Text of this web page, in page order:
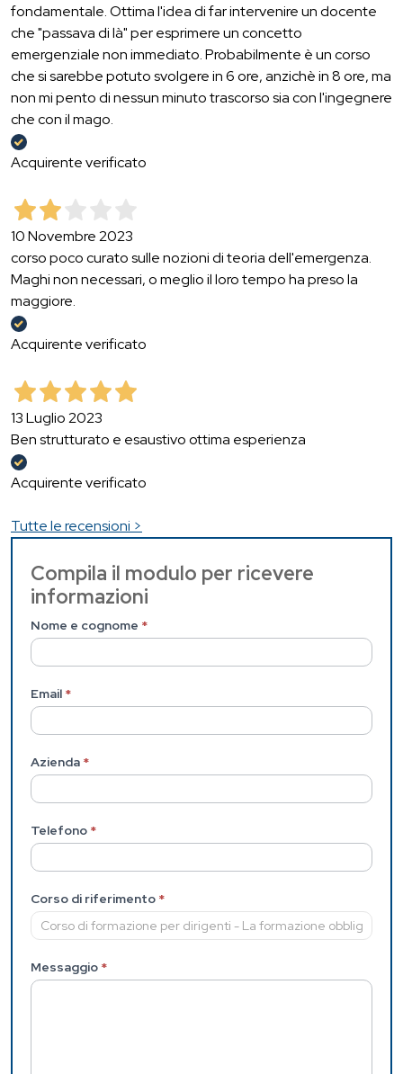
fondamentale. Ottima l'idea di far intervenire un docente
che "passava di là" per esprimere un concetto
emergenziale non immediato. Probabilmente è un corso
che si sarebbe potuto svolgere in 6 ore, anzichè in 8 ore, ma
non mi pento di nessun minuto trascorso sia con l'ingegnere
che con il mago.
Acquirente verificato
10 Novembre 2023
corso poco curato sulle nozioni di teoria dell'emergenza.
Maghi non necessari, o meglio il loro tempo ha preso la
maggiore.
Acquirente verificato
13 Luglio 2023
Ben strutturato e esaustivo ottima esperienza
Acquirente verificato
Tutte le recensioni >
Contattaci
(Pagina
interna)
Compila il modulo per ricevere
informazioni
Nome e cognome *
Email *
Azienda *
Telefono *
Corso di riferimento *
Messaggio *